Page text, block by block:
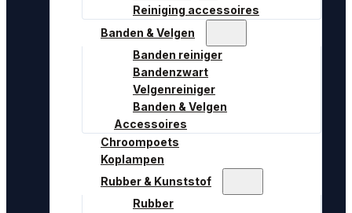
Reiniging accessoires
Banden & Velgen
Banden reiniger
Bandenzwart
Velgenreiniger
Banden & Velgen
Accessoires
Chroompoets
Koplampen
Rubber & Kunststof
Rubber